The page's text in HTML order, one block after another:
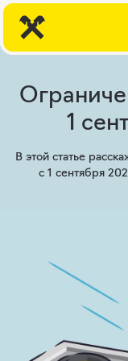
1
В этой статье
с 1 сентября